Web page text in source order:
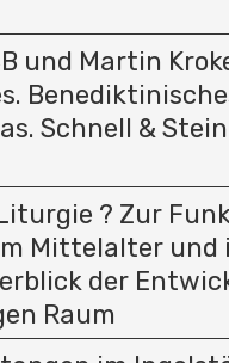
und Martin
Schnell &
? Zur
Mittelalter und
der
Raum